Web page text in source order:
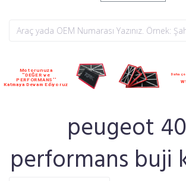
Motorunuza
''DEĞER ve
PERFORMANS''
Katmaya Devam Ediyoruz
Daha
peugeot
performans buji